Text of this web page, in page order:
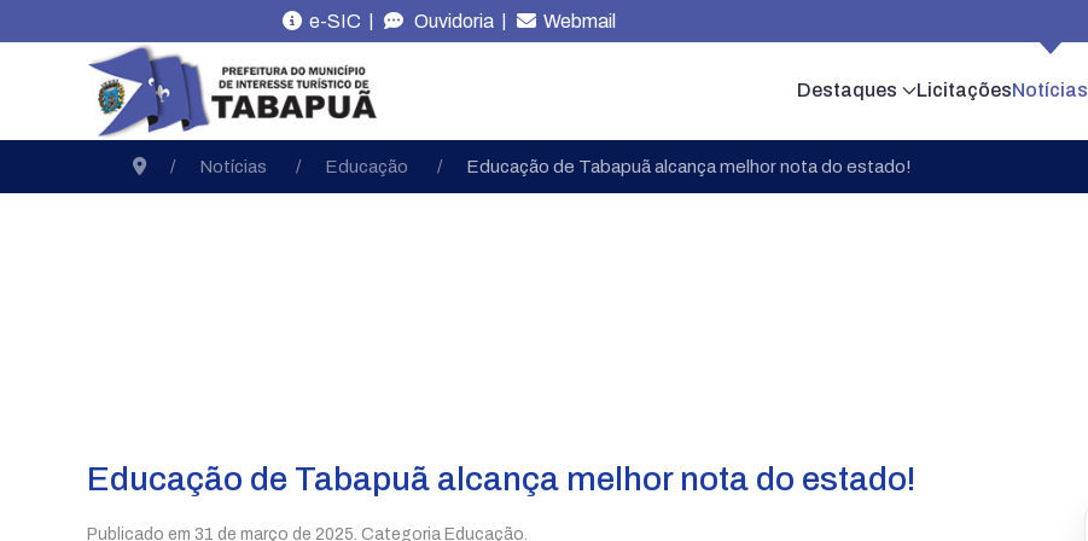
e-SIC | Ouvidoria | Webmail
Destaques LicitaçõesNotícias
Notícias Educação Educação de Tabapuã alcança melhor nota do estado!
Educação de Tabapuã alcança melhor nota do estado!
Publicado em 31 de março de 2025 . Categoria Educação.